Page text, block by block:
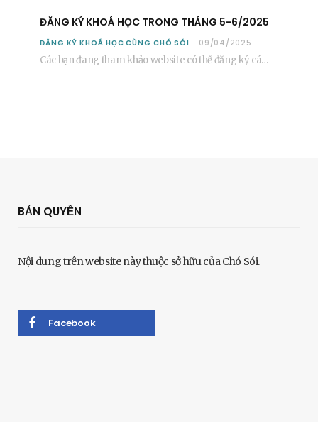
ĐĂNG KÝ KHOÁ HỌC TRONG THÁNG 5-6/2025
ĐĂNG KÝ KHOÁ HỌC CÙNG CHÓ SÓI 09/04/2025
Các bạn đang tham khảo website có thể đăng ký các khoá học cơ bản…
BẢN QUYỀN
Nội dung trên website này thuộc sở hữu của Chó Sói.
Facebook